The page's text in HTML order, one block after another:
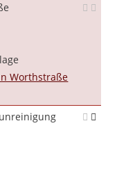
Worthstraße